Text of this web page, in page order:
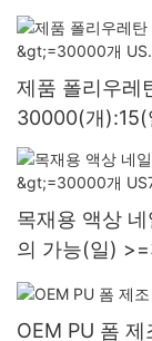
제품 폴리우레
30000(개
목재용 액상
의 가능(일)
OEM PU 폼 제